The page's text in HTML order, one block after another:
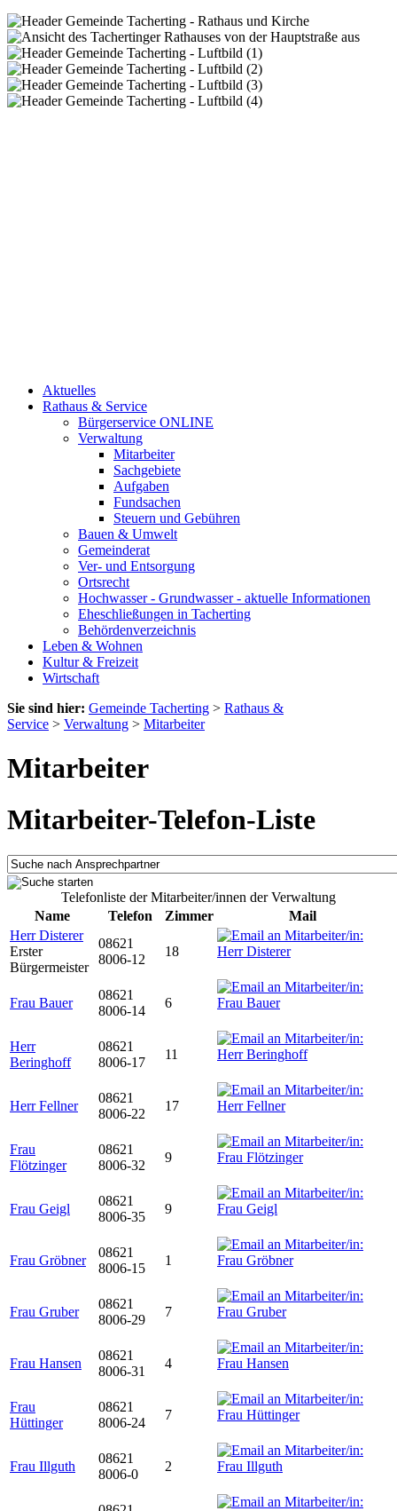
Aktuelles
Rathaus & Service
Bürgerservice ONLINE
Verwaltung
Mitarbeiter
Sachgebiete
Aufgaben
Fundsachen
Steuern und Gebühren
Bauen & Umwelt
Gemeinderat
Ver- und Entsorgung
Ortsrecht
Hochwasser - Grundwasser - aktuelle Informationen
Eheschließungen in Tacherting
Behördenverzeichnis
Leben & Wohnen
Kultur & Freizeit
Wirtschaft
Sie sind hier: Gemeinde Tacherting > Rathaus &
Service > Verwaltung > Mitarbeiter
Mitarbeiter
Mitarbeiter-Telefon-Liste
Telefonliste der Mitarbeiter/innen der Verwaltung
Name
Telefon Zimmer
Mail
Herr Disterer
Erster
Bürgermeister
08621
8006-12
18
Frau Bauer
08621
8006-14
6
Herr
Beringhoff
08621
8006-17
11
Herr Fellner
08621
8006-22
17
Frau
Flötzinger
08621
8006-32
9
Frau Geigl
08621
8006-35
9
Frau Gröbner
08621
8006-15
1
Frau Gruber
08621
8006-29
7
Frau Hansen
08621
8006-31
4
Frau
Hüttinger
08621
8006-24
7
Frau Illguth
08621
8006-0
2